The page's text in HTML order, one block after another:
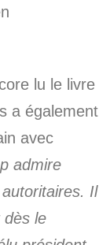
lu le livre
a également
avec
admire
Il
dès le